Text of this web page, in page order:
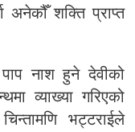
अनेकौँ शक्ति प्राप्त
नाश हुने देवीको
व्याख्या गरिएको
भट्टराईले